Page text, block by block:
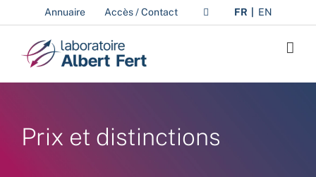
au
contenu
Annuaire Accès / Contact FR EN
Prix et distinctions